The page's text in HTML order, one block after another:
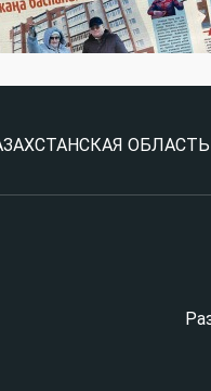
ОБЛАСТЬ